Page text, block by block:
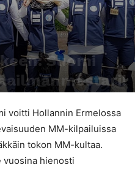
Suomi
voitti Hollannin Ermelossa
MM-kilpailuissa
tokon MM-kultaa.
vuosina hienosti